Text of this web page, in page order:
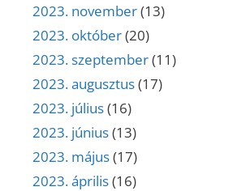
2023. november(13)
2023. október(20)
2023. szeptember(11)
2023. augusztus(17)
2023. július(16)
2023. június(13)
2023. május(17)
2023. április(16)